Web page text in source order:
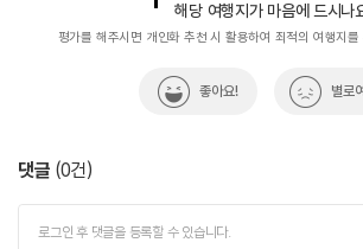
해당 여행지가 마음에 드시나
평가를 해주시면 개인화 추천 시 활용하여 최적의 여행지
좋아요! 별로
댓글 (0건)